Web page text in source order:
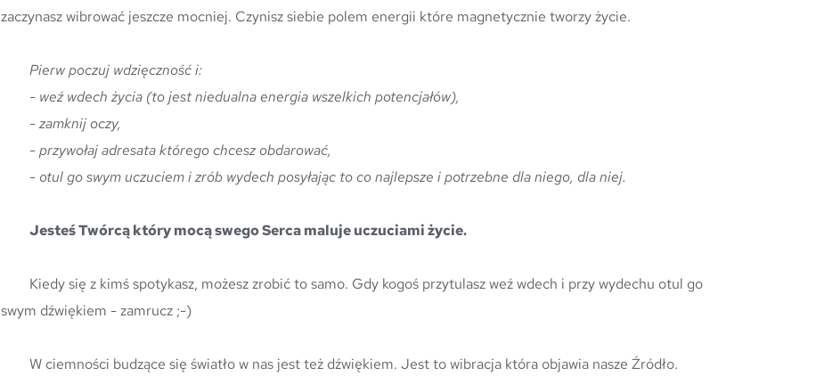
zaczynasz wibrować jeszcze mocniej. Czynisz siebie polem energii które magnetycznie tworzy życie.
Pierw poczuj wdzięczność i:
- weź wdech życia (to jest niedualna energia wszelkich potencjałów),
- zamknij oczy,
- przywołaj adresata którego chcesz obdarować,
- otul go swym uczuciem i zrób wydech posyłając to co najlepsze i potrzebne dla niego, dla niej.
Jesteś Twórcą który mocą swego Serca maluje uczuciami życie.
swym dźwiękiem - zamrucz ;-)
	W ciemności budzące się światło w nas jest też dźwiękiem. Jest to wibracja która objawia nasze Źródło.